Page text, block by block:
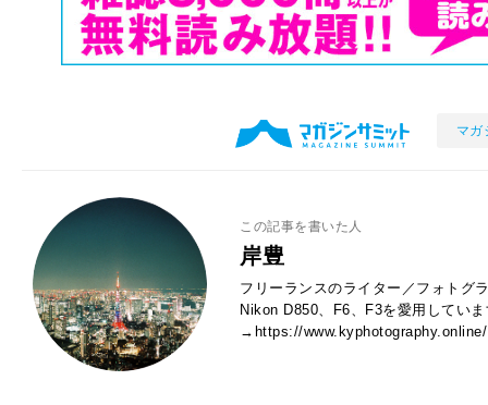
マガ
この記事を書いた人
岸豊
フリーランスのライター／フォトグ
Nikon D850、F6、F3を愛用してい
→https://www.kyphotography.online/